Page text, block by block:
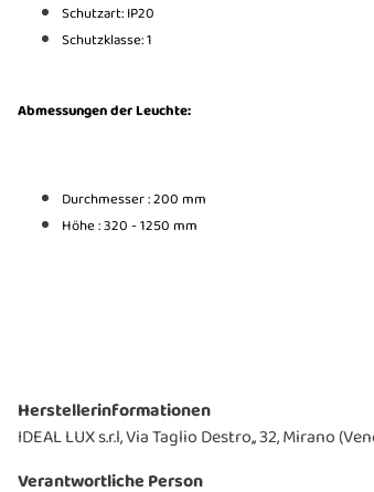
Schutzart: IP20
Schutzklasse: 1
Abmessungen der Leuchte:
Durchmesser : 200 mm
Höhe : 320 - 1250 mm
Herstellerinformationen
IDEAL LUX s.r.l, Via Taglio Destro,, 32, Mirano
Verantwortliche Person